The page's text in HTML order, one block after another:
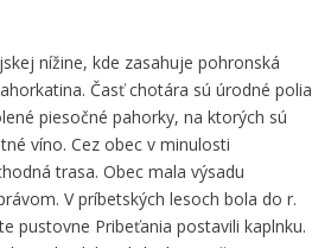
nížine, kde zasahuje pohronská
Časť chotára sú úrodné polia
piesočné pahorky, na ktorých sú
víno. Cez obec v minulosti
trasa. Obec mala výsadu
V príbetských lesoch bola do r.
pustovne Pribeťania postavili kaplnku.